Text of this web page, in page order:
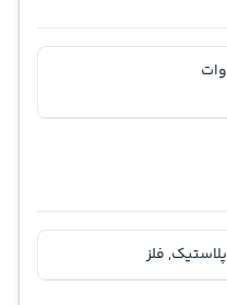
وات
پلاستیک, فلز